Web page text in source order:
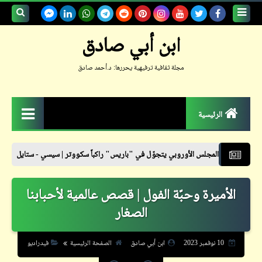
ابن أبي صادق
مجلة ثقافية ترفيهية يحررها: د.أحمد صادق
الرئيسية
حكم
حواديت
حوار
الأوروبي يتجوّل في "باريس" راكباً سكووتر | سيسي - ستايل نشرة أسعار
الأميرة وحبّة الفول | قصص عالمية لأحبابنا
الصغار
10 نوفمبر 2023 ابن أبي صادق الصفحة الرئيسية
فيدراديو